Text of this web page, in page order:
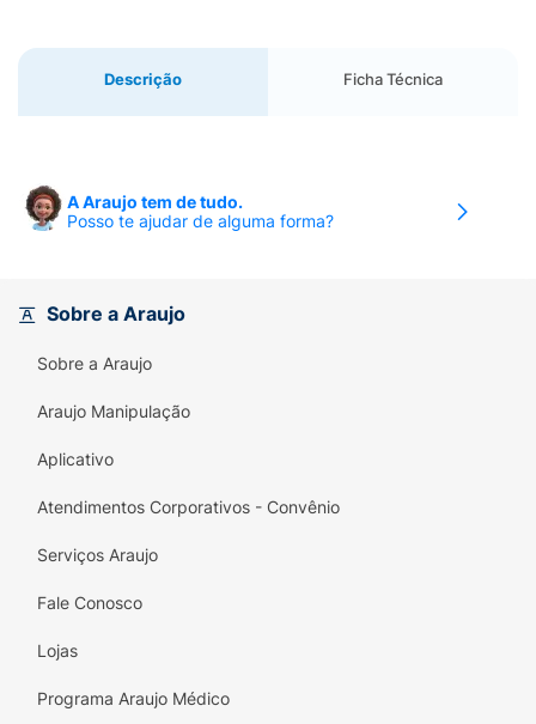
Descrição Ficha Técnica
A Araujo tem de tudo.
Posso te ajudar de alguma forma?
Sobre a Araujo
Sobre a Araujo
Araujo Manipulação
Aplicativo
Atendimentos Corporativos - Convênio
Serviços Araujo
Fale Conosco
Lojas
Programa Araujo Médico